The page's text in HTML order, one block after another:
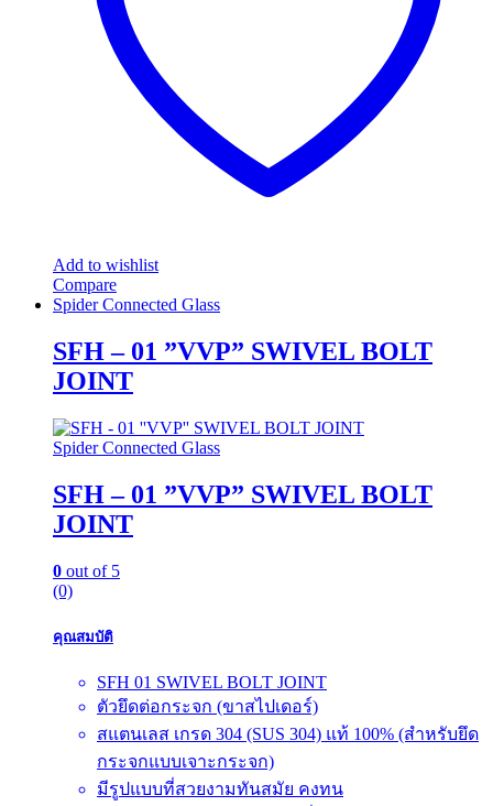
Add to wishlist
Compare
Spider Connected Glass
SFH – 01 ”VVP” SWIVEL BOLT
JOINT
Spider Connected Glass
SFH – 01 ”VVP” SWIVEL BOLT
JOINT
0 out of 5
(0)
คุณสมบัติ
SFH 01 SWIVEL BOLT JOINT
ตัวยึดต่อกระจก (ขาสไปเดอร์)
สแตนเลส เกรด 304 (SUS 304) แท้ 100% (สำหรับยึด
กระจกแบบเจาะกระจก)
มีรูปแบบที่สวยงามทันสมัย คงทน